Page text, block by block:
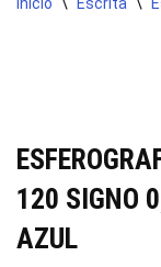
120 SIGNO
AZUL